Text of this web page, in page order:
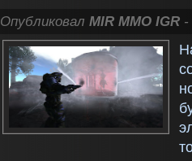
Опубликовал MIR MMO IGR -